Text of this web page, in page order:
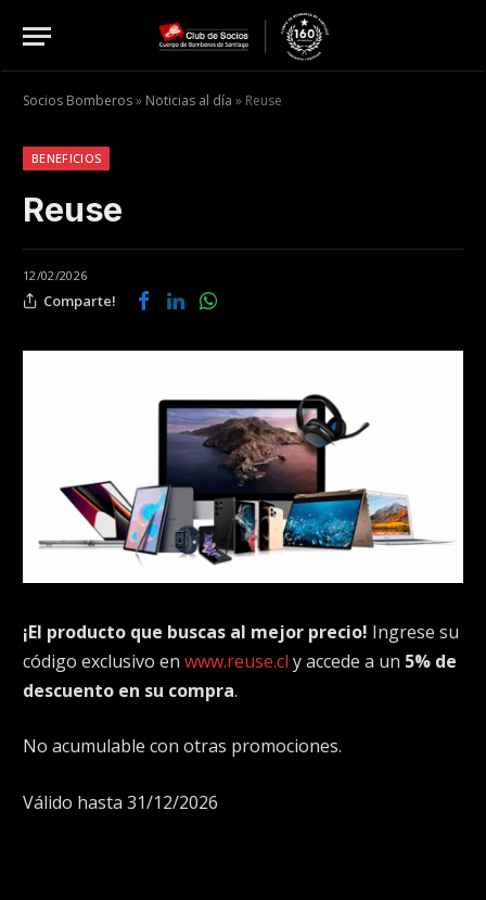
Socios Bomberos» Noticias al día » Reuse
BENEFICIOS
Reuse
12/02/2026
Comparte!
¡El producto que buscas al mejor precio! Ingrese su
código exclusivo en www.reuse.cl y accede a un 5% de
descuento en su compra.
No acumulable con otras promociones.
Válido hasta 31/12/2026